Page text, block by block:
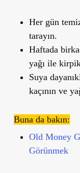
Her gün
tarayın.
Haftada
yağı ile
Suya
kaçının ve
Buna da bakın:
Old Money
Görünmek